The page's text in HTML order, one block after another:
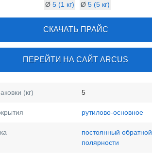
Ø5 (1 кг) Ø5 (5 кг)
СКАЧАТЬ ПРАЙС
ПЕРЕЙТИ НА САЙТ ARCUS
(кг) 5
рутилово-основное
постоянный обратной
полярности